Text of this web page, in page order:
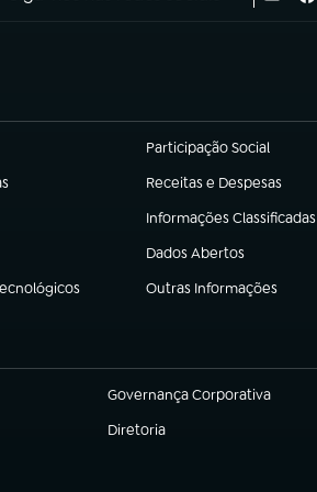
Participação Social
(abre em nova aba)
Receitas e Despesas
(abre em nova aba)
Informações Classificadas
(abre em nova aba)
Dados Abertos
(abre em nova aba)
Outras Informações
(abre em nova aba)
Governança Corporativa
(abre em nova aba)
Diretoria
(abre em nova aba)